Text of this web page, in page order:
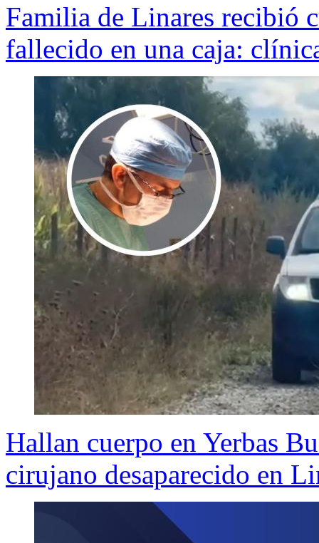
Familia de Linares recibió
fallecido en una caja:
Hallan cuerpo en Yerbas
cirujano desaparecido en